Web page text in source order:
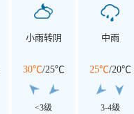
小雨转阴
30℃/25℃
<3级
中雨
25℃/20℃
3-4级